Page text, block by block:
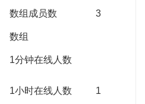
数组成员数 3
数组
1分钟在线人数
1小时在线人数 1